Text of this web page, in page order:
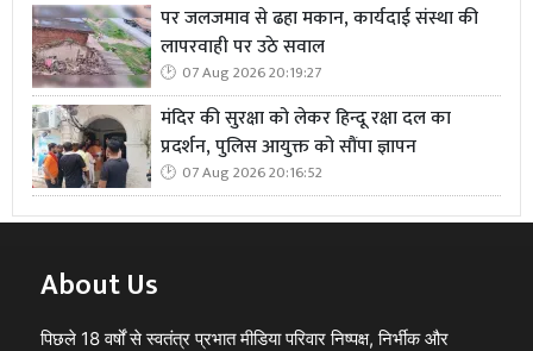
पर जलजमाव से ढहा मकान, कार्यदाई संस्था की
लापरवाही पर उठे सवाल
07 Aug 2026 20:19:27
मंदिर की सुरक्षा को लेकर हिन्दू रक्षा दल का
प्रदर्शन, पुलिस आयुक्त को सौंपा ज्ञापन
07 Aug 2026 20:16:52
About Us
पिछले 18 वर्षों से स्वतंत्र प्रभात मीडिया परिवार निष्पक्ष, निर्भीक और